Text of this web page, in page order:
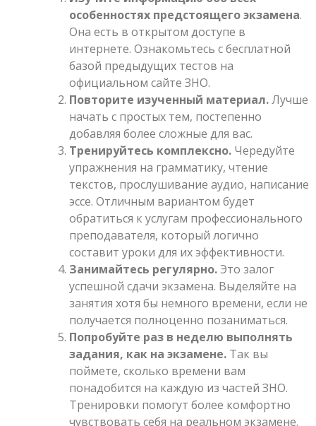
особенностях предстоящего экзамена.
Она есть в открытом доступе в
интернете. Ознакомьтесь с бесплатной
базой предыдущих тестов на
официальном сайте ЗНО.
Повторите изученный материал.Лучше
начать с простых тем, постепенно
добавляя более сложные для вас.
Тренируйтесь комплексно. Чередуйте
упражнения на грамматику, чтение
текстов, прослушивание аудио, написание
эссе. Отличным вариантом будет
обратиться к услугам профессионального
преподавателя, который логично
составит уроки для их эффективности.
Занимайтесь регулярно. Это залог
успешной сдачи экзамена. Выделяйте на
занятия хотя бы немного времени, если не
получается полноценно позаниматься.
Попробуйте раз в неделю выполнять
задания, как на экзамене. Так вы
поймете, сколько времени вам
понадобится на каждую из частей ЗНО.
Тренировки помогут более комфортно
чувствовать себя на реальном экзамене.